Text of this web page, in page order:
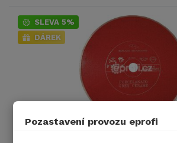
SLEVA 5%
DÁREK
Pozastavení provozu eprofi